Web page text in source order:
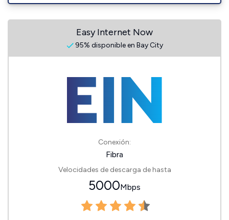
Easy Internet Now
95% disponible en Bay City
Conexión:
Fibra
Velocidades de descarga de hasta
5000Mbps